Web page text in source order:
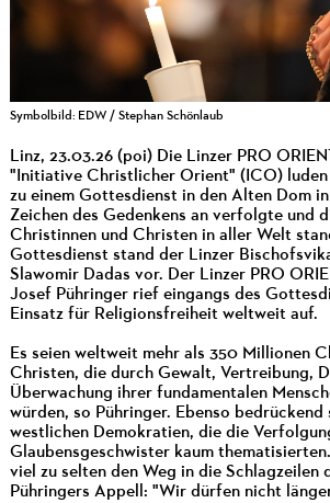
Symbolbild: EDW / Stephan Schönlaub
Linz, 23.03.26 (poi) Die Linzer PRO
"Initiative Christlicher Orient" (ICO) luden
zu einem Gottesdienst in den Alten Dom
Zeichen des Gedenkens an verfolgte und
Christinnen und Christen in aller Welt
Gottesdienst stand der Linzer
Slawomir Dadas vor. Der Linzer PRO
Josef Pühringer rief eingangs des
Einsatz für Religionsfreiheit weltweit auf.
Es seien weltweit mehr als 350 Millionen
Christen, die durch Gewalt, Vertreibung,
Überwachung ihrer fundamentalen
würden, so Pühringer. Ebenso
westlichen Demokratien, die die
Glaubensgeschwister kaum
viel zu selten den Weg in die Schlagzeilen
Pühringers Appell: "Wir dürfen nicht